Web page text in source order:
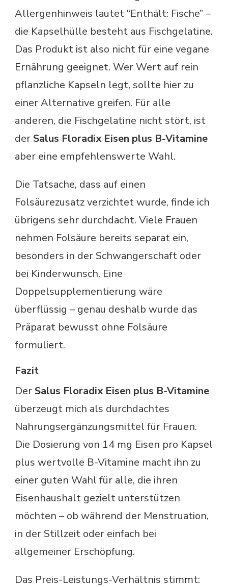
Allergenhinweis lautet “Enthält: Fische” –
die Kapselhülle besteht aus Fischgelatine.
Das Produkt ist also nicht für eine vegane
Ernährung geeignet. Wer Wert auf rein
pflanzliche Kapseln legt, sollte hier zu
einer Alternative greifen. Für alle
anderen, die Fischgelatine nicht stört, ist
derSalus Floradix Eisen plus B-Vitamine
aber eine empfehlenswerte Wahl.
Die Tatsache, dass auf einen
Folsäurezusatz verzichtet wurde, finde ich
übrigens sehr durchdacht. Viele Frauen
nehmen Folsäure bereits separat ein,
besonders in der Schwangerschaft oder
bei Kinderwunsch. Eine
Doppelsupplementierung wäre
überflüssig – genau deshalb wurde das
Präparat bewusst ohne Folsäure
formuliert.
Fazit
DerSalus Floradix Eisen plus B-Vitamine
überzeugt mich als durchdachtes
Nahrungsergänzungsmittel für Frauen.
Die Dosierung von 14 mg Eisen pro Kapsel
plus wertvolle B-Vitamine macht ihn zu
einer guten Wahl für alle, die ihren
Eisenhaushalt gezielt unterstützen
möchten – ob während der Menstruation,
in der Stillzeit oder einfach bei
allgemeiner Erschöpfung.
Das Preis-Leistungs-Verhältnis stimmt: